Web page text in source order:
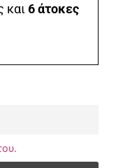
και 6 άτοκες